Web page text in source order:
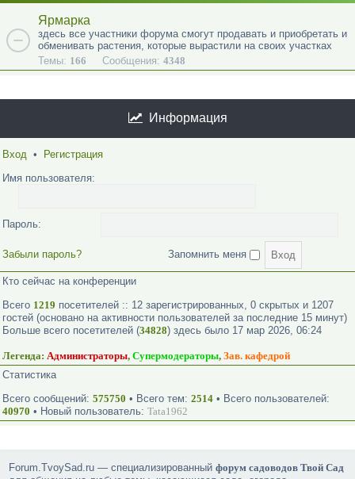
Ярмарка
здесь все участники форума смогут продавать и приобретать и
обменивать растения, которые вырастили на своих участках
Темы: 166 Сообщения: 4348
Информация
Вход •
Регистрация
Имя пользователя:
Пароль:
Забыли пароль? Запомнить меня
Кто сейчас на конференции
Всего 1219 посетителей :: 12 зарегистрированных, 0 скрытых и 1207
гостей (основано на активности пользователей за последние 15 минут)
Больше всего посетителей (34828) здесь было 17 мар 2026, 06:24
Легенда: Администраторы, Супермодераторы, Зав. кафедрой
Статистика
Всего сообщений: 575750 • Всего тем: 2514 • Всего пользователей:
40970 • Новый пользователь: Tata1962
Forum.TvoySad.ru — специализированныйфорум садоводов Твой Сад